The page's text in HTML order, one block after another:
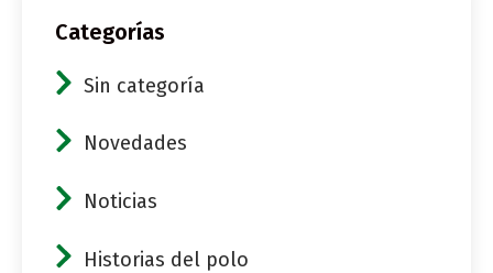
Categorías
Sin categoría
Novedades
Noticias
Historias del polo